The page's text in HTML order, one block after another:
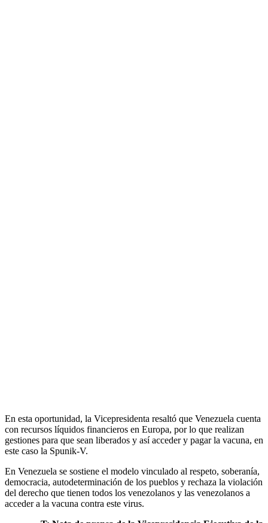
En esta oportunidad, la Vicepresidenta resaltó que Venezuela cuenta
con recursos líquidos financieros en Europa, por lo que realizan
gestiones para que sean liberados y así acceder y pagar la vacuna, en
este caso la Spunik-V.
En Venezuela se sostiene el modelo vinculado al respeto, soberanía,
democracia, autodeterminación de los pueblos y rechaza la violación
del derecho que tienen todos los venezolanos y las venezolanos a
acceder a la vacuna contra este virus.